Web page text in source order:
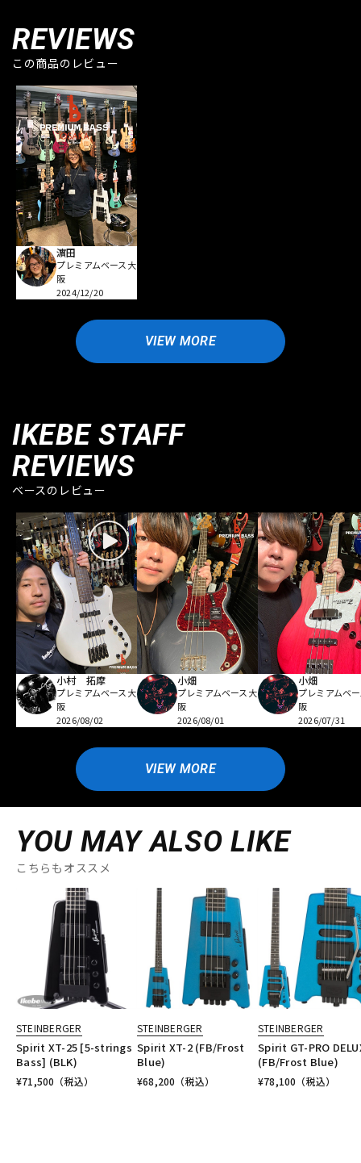
REVIEWS
この商品のレビュー
濵田
プレミアムベース大
阪
2024/12/20
VIEW MORE
IKEBE STAFF
REVIEWS
ベースのレビュー
小村 拓摩
プレミアムベース大
阪
2026/08/02
小畑
プレミアムベース大
阪
2026/08/01
小畑
プレミアムベ
阪
2026/07/31
VIEW MORE
YOU MAY ALSO LIKE
こちらもオススメ
STEINBERGER
Spirit XT-25 [5-strings
Bass] (BLK)
¥71,500 （税込）
STEINBERGER
Spirit XT-2 (FB/Frost
Blue)
¥68,200 （税込）
STEINBERGER
Spirit GT-PRO
(FB/Frost Blue)
¥78,100 （税込）